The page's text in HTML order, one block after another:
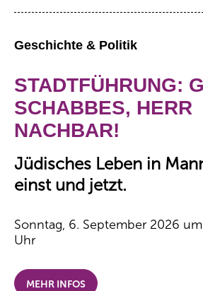
Geschichte & Politik
STADTFÜHRUNG:
SCHABBES, HERR
NACHBAR!
Jüdisches Leben in
einst und jetzt.
Sonntag, 6. September 2026
Uhr
MEHR INFOS